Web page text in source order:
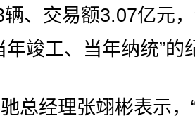
、交易额3.07亿元
年竣工、当年纳统”的
经理张翊彬表示，